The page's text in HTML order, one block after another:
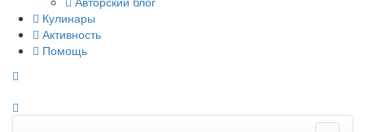
Кулинары
Активность
Помощь